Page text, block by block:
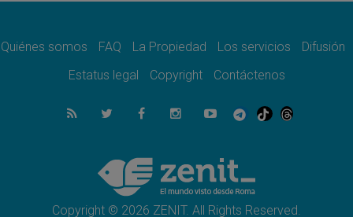
como misión al servicio del Evangelio
SIGNIS 2026, dar voz a las religiosas en el
07.08.2026
Lanzan un proyecto de empoderamiento
Programa oficial del Viaje Apostólico del
Papa León XIV a Francia
Quiénes somos FAQ La Propiedad Los servicios
Difusión
Estatus legal
Copyright Contáctenos
Copyright © 2026 ZENIT. All Rights Reserved.